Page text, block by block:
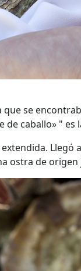
que se
de caballo» " es
ostra de origen